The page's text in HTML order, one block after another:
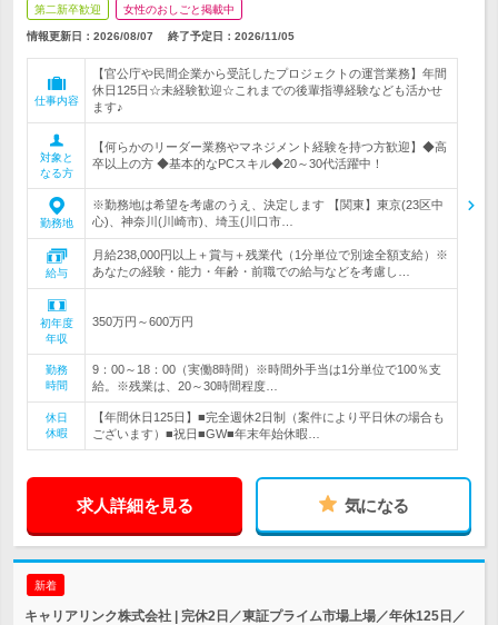
第二新卒歓迎 女性のおしごと掲載中
情報更新日：2026/08/07 終了予定日： 2026/11/05
仕事内容
【官公庁や民間企業から受託したプロジェクトの運営業務】年間
休日125日☆未経験歓迎☆これまでの後輩指導経験なども活かせ
ます♪
対象と
なる方
【何らかのリーダー業務やマネジメント経験を持つ方歓迎】◆高
卒以上の方 ◆基本的なPCスキル◆20～30代活躍中！
勤務地
※勤務地は希望を考慮のうえ、決定します 【関東】東京(23区中
心)、神奈川(川崎市)、埼玉(川口市…
給与
月給238,000円以上＋賞与＋残業代（1分単位で別途全額支給）※
あなたの経験・能力・年齢・前職での給与などを考慮し…
初年度
年収
350万円～600万円
勤務
時間
9：00～18：00（実働8時間）※時間外手当は1分単位で100％支
給。※残業は、20～30時間程度…
休日
休暇
【年間休日125日】■完全週休2日制（案件により平日休の場合も
ございます）■祝日■GW■年末年始休暇…
求人詳細を見る 気になる
新着
キャリアリンク株式会社 | 完休2日／東証プライム市場上場／年休125日／